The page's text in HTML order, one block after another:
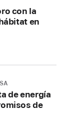
con la
en
de energía
de